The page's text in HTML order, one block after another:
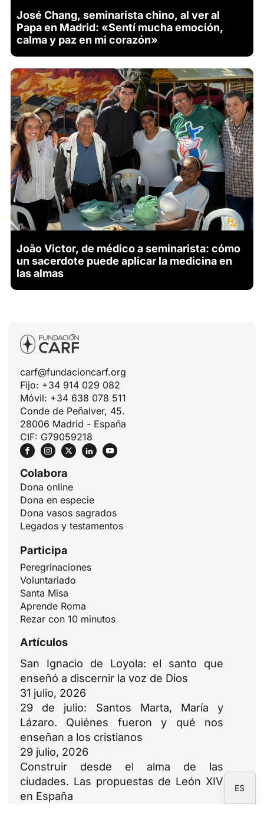
José Chang, seminarista chino, al ver al
Papa en Madrid: «Sentí mucha emoción,
calma y paz en mi corazón»
João Victor, de médico a seminarista: cómo
un sacerdote puede aplicar la medicina en
las almas
carf@fundacioncarf.org
Fijo: +34 914 029 082
Móvil: +34 638 078 511
Conde de Peñalver, 45.
28006 Madrid - España
CIF: G79059218
Colabora
Dona online
Dona en especie
Dona vasos sagrados
Legados y testamentos
Participa
Peregrinaciones
Voluntariado
Santa Misa
Aprende Roma
Rezar con 10 minutos
Artículos
San Ignacio de Loyola: el santo que
enseñó a discernir la voz de Dios
31 julio, 2026
29 de julio: Santos Marta, María y
Lázaro. Quiénes fueron y qué nos
enseñan a los cristianos
29 julio, 2026
Construir desde el alma de las
ciudades. Las propuestas de León XIV
en España
ES